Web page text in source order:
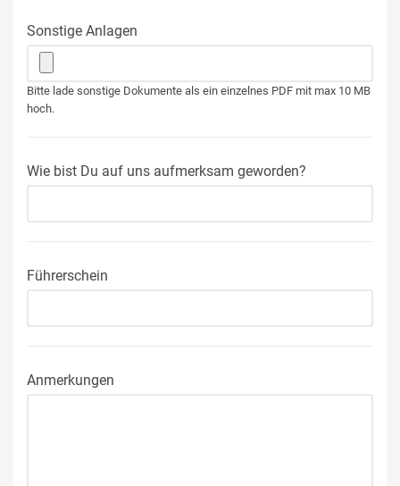
Sonstige Anlagen
Bitte lade sonstige Dokumente als ein einzelnes PDF mit max 10 MB
hoch.
Wie bist Du auf uns aufmerksam geworden?
Führerschein
Anmerkungen